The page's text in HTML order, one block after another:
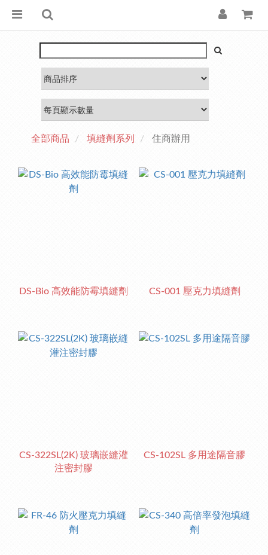
全部商品 填縫劑系列 住商辦用
DS-Bio 高效能防霉填縫劑 CS-001 壓克力填縫劑
CS-322SL(2K) 玻璃嵌縫灌
注密封膠
CS-102SL 多用途隔音膠